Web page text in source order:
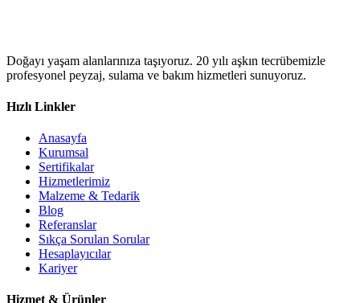
Doğayı yaşam alanlarınıza taşıyoruz. 20 yılı aşkın tecrübemizle
profesyonel peyzaj, sulama ve bakım hizmetleri sunuyoruz.
Hızlı Linkler
Anasayfa
Kurumsal
Sertifikalar
Hizmetlerimiz
Malzeme & Tedarik
Blog
Referanslar
Sıkça Sorulan Sorular
Hesaplayıcılar
Kariyer
Hizmet & Ürünler